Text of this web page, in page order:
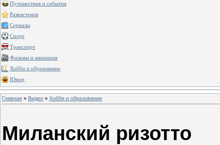
Путешествия и события
Развлечения
Сериалы
Спорт
Транспорт
Фильмы и анимация
Хобби и образование
Юмор
Главная » Видео » Хобби и образование
Миланский ризотто